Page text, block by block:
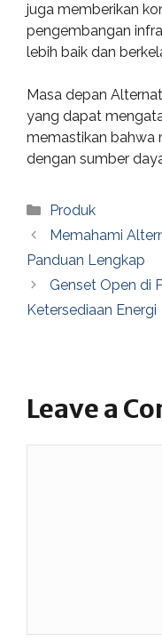
juga memberikan
pengembangan
lebih baik dan
Masa depan
yang dapat
memastikan bahwa
dengan sumber
Categories
Produk
Memahami
Panduan Lengkap
Genset Open di
Ketersediaan Energi
Leave a